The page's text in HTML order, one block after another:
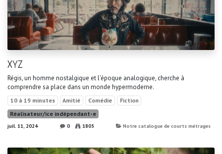
XYZ
Régis, un homme nostalgique et l'époque analogique, cherche à
comprendre sa place dans un monde hypermoderne.
10 à 19 minutes Amitié Comédie
Fiction
Réalisateur/ice indépendant-e
juil. 11, 2024 0 1805 Notre catalogue de courts métrages